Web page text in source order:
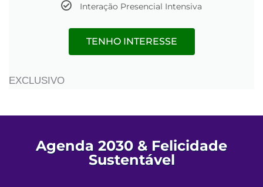
Interação Presencial Intensiva
TENHO INTERESSE
EXCLUSIVO
Agenda 2030 & Felicidade
Sustentável